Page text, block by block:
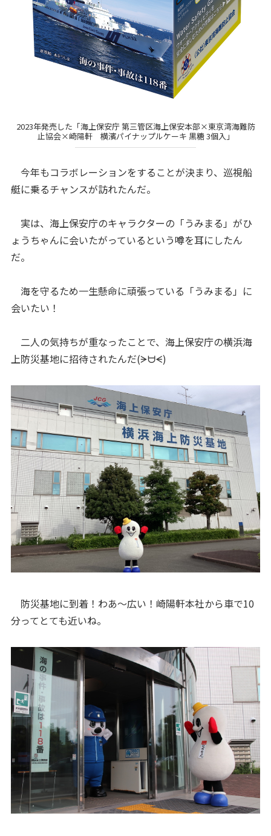
2023年発売した「海上保安庁 第三管区海上保安本部×東京湾海難防
止協会×崎陽軒 横濱パイナップルケーキ 黒糖 3個入」
今年もコラボレーションをすることが決まり、巡視船
艇に乗るチャンスが訪れたんだ。
実は、海上保安庁のキャラクターの「うみまる」がひ
ょうちゃんに会いたがっているという噂を耳にしたん
だ。
海を守るため一生懸命に頑張っている「うみまる」に
会いたい！
二人の気持ちが重なったことで、海上保安庁の横浜海
上防災基地に招待されたんだ(ᗒᗨᗕ)
防災基地に到着！わあ～広い！崎陽軒本社から車で10
分ってとても近いね。